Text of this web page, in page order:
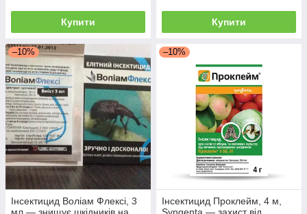
Купити Купити
–10%
Інсектицид Воліам Флексі, 3
–10%
Інсектицид Проклейм, 4 м,